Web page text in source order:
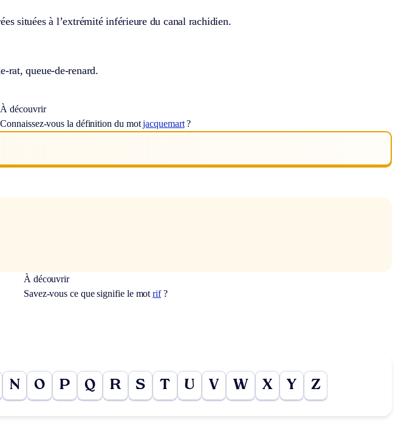
situées à l’extrémité inférieure du canal rachidien.
rat, queue-de-renard.
À découvrir
Connaissez-vous la définition du motjacquemart?
À découvrir
Savez-vous ce que signifie le motrif?
N O P Q R S T U V W X Y Z